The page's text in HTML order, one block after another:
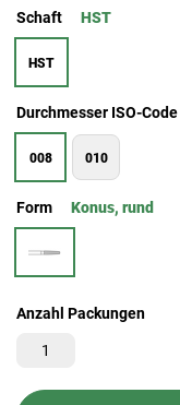
Schaft HST
HST
Durchmesser ISO-Code
008 010
Form Konus, rund
Anzahl Packungen